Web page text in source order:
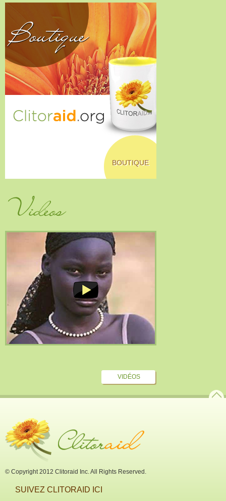
Boutique
BOUTIQUE
Vidéos
VIDÉOS
© Copyright 2012 Clitoraid Inc. All Rights Reserved.
SUIVEZ CLITORAID ICI